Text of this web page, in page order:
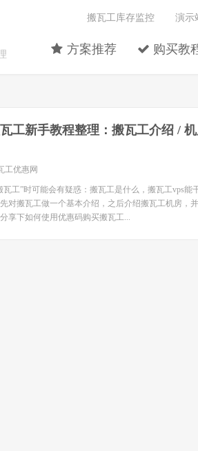
方案推荐 购买教
搬瓦工库存监控 演示
工新手教程整理：搬瓦工介绍 /
工优惠网
工”时可能会有疑惑：搬瓦工是什么，搬瓦工vps能
对搬瓦工做一个基本介绍，之后介绍搬瓦工机房，
享下如何使用优惠码购买搬瓦工...